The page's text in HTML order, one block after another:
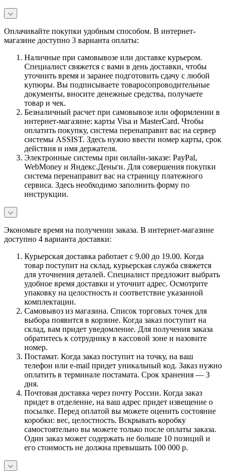
Оплачивайте покупки удобным способом. В интернет-
магазине доступно 3 варианта оплаты:
Наличные при самовывозе или доставке курьером.
Специалист свяжется с вами в день доставки, чтобы
уточнить время и заранее подготовить сдачу с любой
купюры. Вы подписываете товаросопроводительные
документы, вносите денежные средства, получаете
товар и чек.
Безналичный расчет при самовывозе или оформлении в
интернет-магазине: карты Visa и MasterCard. Чтобы
оплатить покупку, система перенаправит вас на сервер
системы ASSIST. Здесь нужно ввести номер карты, срок
действия и имя держателя.
Электронные системы при онлайн-заказе: PayPal,
WebMoney и Яндекс.Деньги. Для совершения покупки
система перенаправит вас на страницу платежного
сервиса. Здесь необходимо заполнить форму по
инструкции.
Экономьте время на получении заказа. В интернет-магазине
доступно 4 варианта доставки:
Курьерская доставка работает с 9.00 до 19.00. Когда
товар поступит на склад, курьерская служба свяжется
для уточнения деталей. Специалист предложит выбрать
удобное время доставки и уточнит адрес. Осмотрите
упаковку на целостность и соответствие указанной
комплектации.
Самовывоз из магазина. Список торговых точек для
выбора появится в корзине. Когда заказ поступит на
склад, вам придет уведомление. Для получения заказа
обратитесь к сотруднику в кассовой зоне и назовите
номер.
Постамат. Когда заказ поступит на точку, на ваш
телефон или e-mail придет уникальный код. Заказ нужно
оплатить в терминале постамата. Срок хранения — 3
дня.
Почтовая доставка через почту России. Когда заказ
придет в отделение, на ваш адрес придет извещение о
посылке. Перед оплатой вы можете оценить состояние
коробки: вес, целостность. Вскрывать коробку
самостоятельно вы можете только после оплаты заказа.
Один заказ может содержать не больше 10 позиций и
его стоимость не должна превышать 100 000 р.